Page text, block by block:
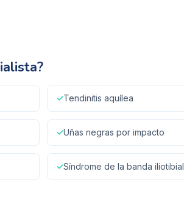
✓Tendinitis aquílea
✓Uñas negras por impacto
✓Síndrome de la banda iliotibial